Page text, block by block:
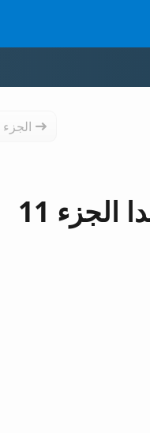
11